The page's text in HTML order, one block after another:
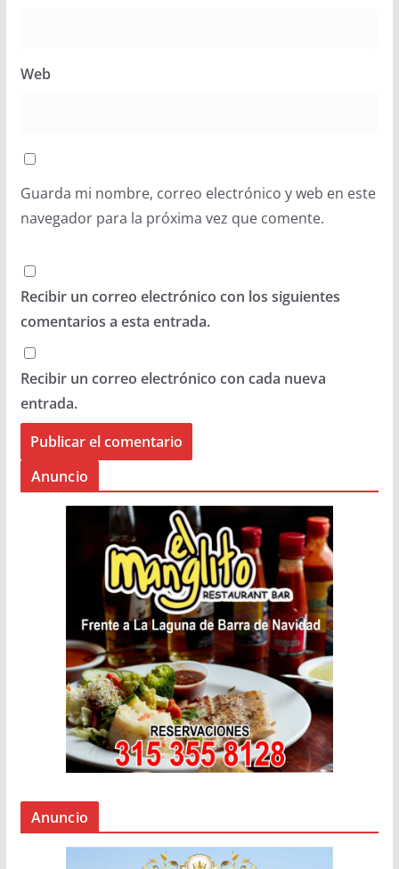
Web
Guarda mi nombre, correo electrónico y web en este
navegador para la próxima vez que comente.
Recibir un correo electrónico con los siguientes
comentarios a esta entrada.
Recibir un correo electrónico con cada nueva
entrada.
Anuncio
Anuncio